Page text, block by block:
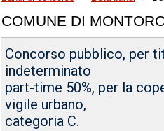
COMUNE DI
Concorso pubblico, per
indeterminato
part-time 50%, per la
vigile urbano,
categoria C.